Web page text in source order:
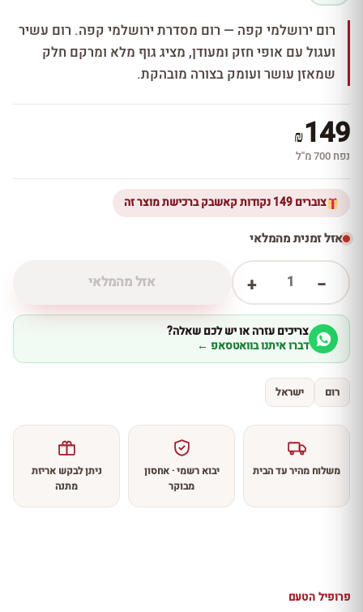
רום ירושלמי קפה — רום מסדרת ירושלמי קפה. רום עשיר
ועגול עם אופי חזק ומעודן, מציג גוף מלא ומרקם חלק
שמאזן עושר ועומק בצורה מובהקת.
₪149
נפח 700 מ''ל
צוברים 149 נקודות קאשבק ברכישת מוצר זה
אזל זמנית מהמלאי
−
1
+ אזל מהמלאי
צריכים עזרה או יש לכם שאלה?
דברו איתנו בוואטסאפ ←
רום ישראל
משלוח מהיר עד הבית
יבוא רשמי · אחסון
מבוקר
ניתן לבקש אריזת
מתנה
פרופיל הטעם